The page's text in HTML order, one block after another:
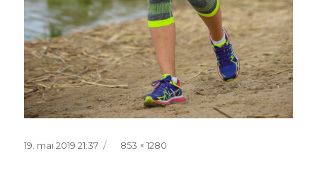
Postitatud
19. mai 2019 21:37 Täissuurus
853 × 1280